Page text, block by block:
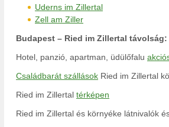
Uderns im Zillertal
Zell am Ziller
Budapest – Ried im Zillertal távolság:
Hotel, panzió, apartman, üdülőfalu
Családbarát szállások Ried im Zillertal
Ried im Zillertal térképen
Ried im Zillertal és környéke látnivalók